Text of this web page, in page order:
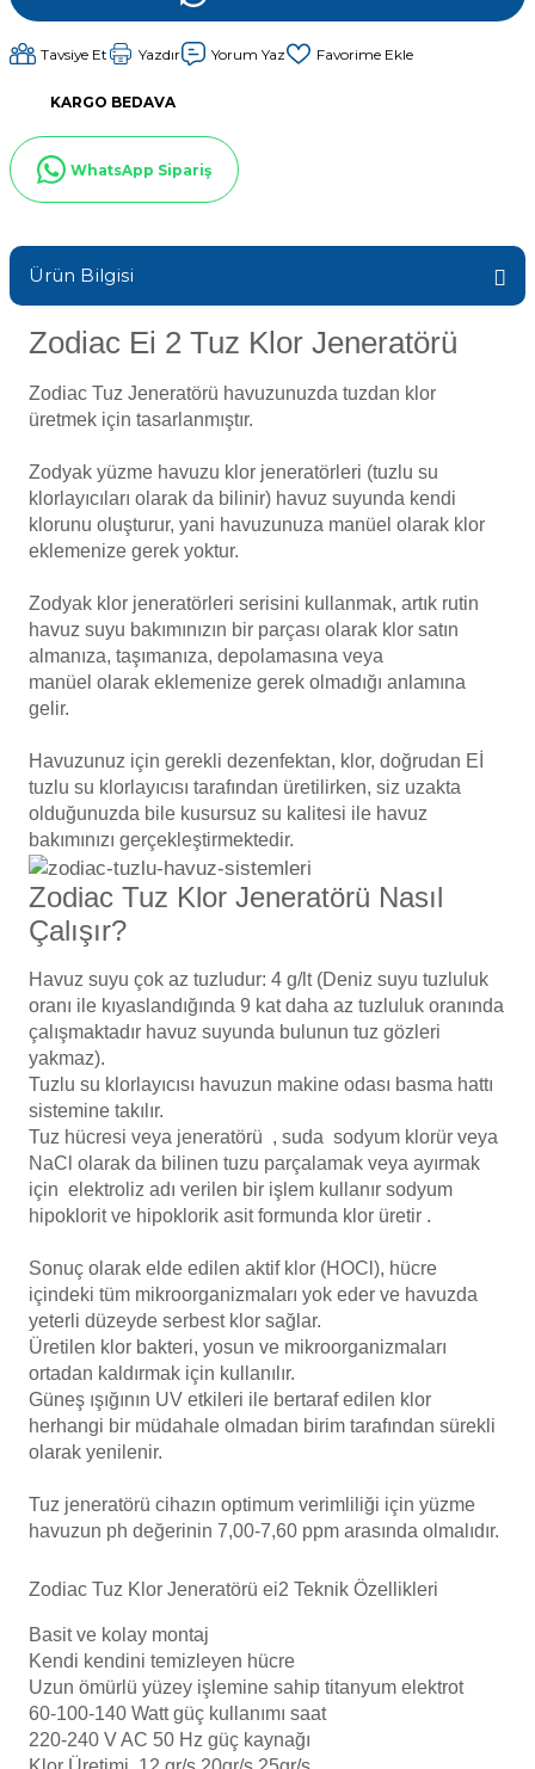
Gemaş Havuz
Sıvı Ph- Düşürücü
Selenoid
Alkalinite Düşürücü
Ayak Dezenfektanı
Havuz Filtre
Havuz Kış Kimyasalı
Kalsiyum Hipoklorit
Tuz
Temizleyici
Havuz Vana
Havuz Isıtma
Havuz Sarf
Havuz
Bahçe Süs Havuzu
Endüstriyel Blower
Ayak Havuzu
Bahçe Havuz
Havuz Robotu Yedek
Dalgıç Pompa
Havuz Güvenlik
Havuz
Havuz Pompa
Havuz
Jakuzi Sauna
Kartuş Filtreler
Kuvars Cam
Olimpik Havuz
Yangın Pompası
Tavsiye Et Yazdır Yorum Yaz
KARGO BEDAVA
WhatsApp Sipariş
Ürün Bilgisi
Zodiac Ei 2 Tuz Klor Jeneratörü
Zodiac Tuz Jeneratörü havuzunuzda tuzdan klor
üretmek için tasarlanmıştır.
Zodyak yüzme havuzu klor jeneratörleri (tuzlu su
klorlayıcıları olarak da bilinir) havuz suyunda kendi
klorunu oluşturur, yani havuzunuza manüel olarak klor
eklemenize gerek yoktur.
Zodyak klor jeneratörleri serisini kullanmak, artık rutin
havuz suyu bakımınızın bir parçası olarak klor satın
almanıza, taşımanıza, depolamasına veya
manüel olarak eklemenize gerek olmadığı anlamına
gelir.
Havuzunuz için gerekli dezenfektan, klor, doğrudan Eİ
tuzlu su klorlayıcısı tarafından üretilirken, siz uzakta
olduğunuzda bile kusursuz su kalitesi ile havuz
bakımınızı gerçekleştirmektedir.
Zodiac Tuz Klor Jeneratörü Nasıl
Çalışır?
Havuz suyu çok az tuzludur: 4 g/lt (Deniz suyu tuzluluk
oranı ile kıyaslandığında 9 kat daha az tuzluluk oranında
çalışmaktadır havuz suyunda bulunun tuz gözleri
yakmaz).
Tuzlu su klorlayıcısı havuzun makine odası basma hattı
sistemine takılır.
Tuz hücresi veya jeneratörü , suda sodyum klorür veya
NaCl olarak da bilinen tuzu parçalamak veya ayırmak
için elektroliz adı verilen bir işlem kullanır sodyum
hipoklorit ve hipoklorik asit formunda klor üretir .
Sonuç olarak elde edilen aktif klor (HOCl), hücre
içindeki tüm mikroorganizmaları yok eder ve havuzda
yeterli düzeyde serbest klor sağlar.
Üretilen klor bakteri, yosun ve mikroorganizmaları
ortadan kaldırmak için kullanılır.
Güneş ışığının UV etkileri ile bertaraf edilen klor
herhangi bir müdahale olmadan birim tarafından sürekli
olarak yenilenir.
Tuz jeneratörü cihazın optimum verimliliği için yüzme
havuzun ph değerinin 7,00-7,60 ppm arasında olmalıdır.
Zodiac Tuz Klor Jeneratörü ei2 Teknik Özellikleri
Basit ve kolay montaj
Kendi kendini temizleyen hücre
Uzun ömürlü yüzey işlemine sahip titanyum elektrot
60-100-140 Watt güç kullanımı saat
220-240 V AC 50 Hz güç kaynağı